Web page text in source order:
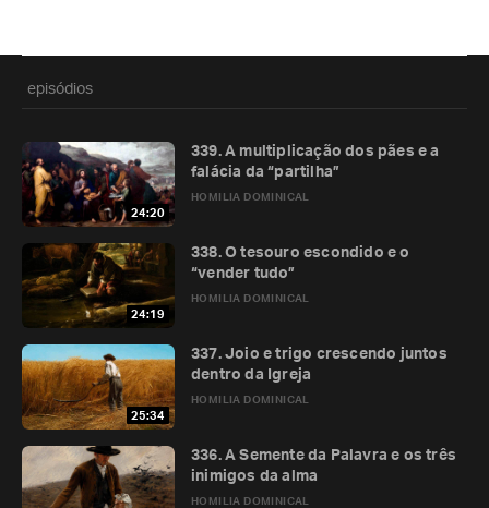
episódios
24:20
HOMILIA DOMINICAL
339. A multiplicação dos pães e a
falácia da “partilha”
24:19
HOMILIA DOMINICAL
338. O tesouro escondido e o
“vender tudo”
25:34
HOMILIA DOMINICAL
337. Joio e trigo crescendo juntos
dentro da Igreja
HOMILIA DOMINICAL
336. A Semente da Palavra e os três
inimigos da alma